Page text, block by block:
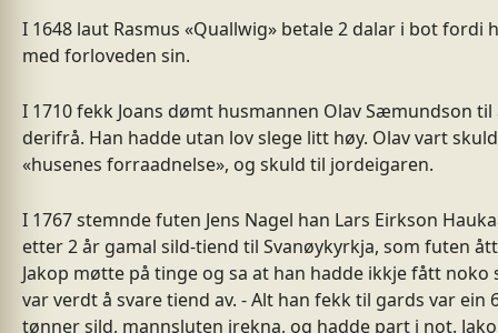
I 1648 laut Rasmus «Quallwig» betale 2 dalar i bot fordi
med forloveden sin.
I 1710 fekk Joans dømt husmannen Olav Sæmundson til
derifrå. Han hadde utan lov slege litt høy. Olav vart
«husenes forraadnelse», og skuld til jordeigaren.
I 1767 stemnde futen Jens Nagel han Lars Eirkson
etter 2 år gamal sild-tiend til Svanøykyrkja, som futen
Jakop møtte på tinge og sa at han hadde ikkje fått noko
var verdt å svare tiend av. - Alt han fekk til gards var ein
tønner sild, mannsluten irekna, og hadde part i not.